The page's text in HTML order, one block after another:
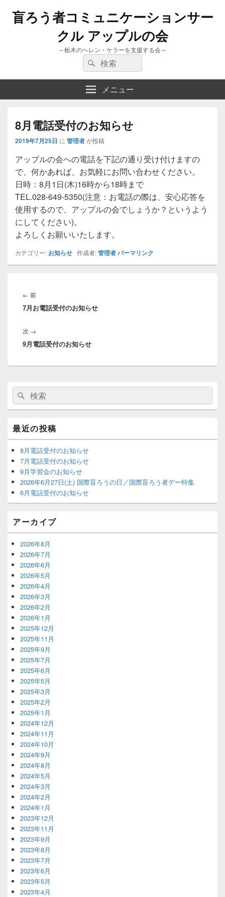
盲ろう者コミュニケーションサー
クル アップルの会
～栃木のヘレン・ケラーを支援する会～
検
索:
検
索
メニュー
8月電話受付のお知らせ
2019年7月25日 に 管理者が投稿
アップルの会への電話を下記の通り受け付けますの
で、何かあれば、お気軽にお問い合わせください。
日時：8月1日(木)16時から18時まで
TEL.028-649-5350(注意：お電話の際は、安心応答を
使用するので、アップルの会でしょうか？というよう
にしてください)。
よろしくお願いいたします。
カテゴリー: お知らせ 作成者:管理者パーマリンク
稿
ナ
ゲ
ー
シ
← 前前
の
7月お電話受付のお知らせ
次 →
の
稿:
9月電話受付のお知らせ
メ
ン
サ
ド
バ
ー
ウ
ジ
ェ
ッ
ト
リ
ア
検
索:
検
索
最近の投稿
8月電話受付のお知らせ
7月電話受付のお知らせ
9月学習会のお知らせ
2026年6月27日(土) 国際盲ろうの日／国際盲ろう者デー特集
6月電話受付のお知らせ
アーカイブ
2026年8月
2026年7月
2026年6月
2026年5月
2026年4月
2026年3月
2026年2月
2026年1月
2025年12月
2025年11月
2025年9月
2025年7月
2025年6月
2025年5月
2025年3月
2025年2月
2025年1月
2024年12月
2024年11月
2024年10月
2024年9月
2024年8月
2024年5月
2024年3月
2024年2月
2024年1月
2023年12月
2023年11月
2023年9月
2023年8月
2023年7月
2023年6月
2023年5月
2023年4月